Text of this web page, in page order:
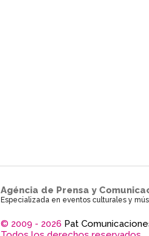
Agéncia de Prensa y
Especializada en eventos culturales y
© 2009 - 2026 Pat